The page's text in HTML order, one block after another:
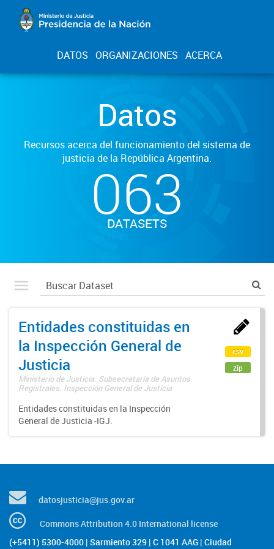
DATOS ORGANIZACIONES ACERCA
Datos
Recursos acerca del funcionamiento del sistema de
justicia de la República Argentina.
063
DATASETS
Entidades constituidas en
la Inspección General de
Justicia
Ministerio de Justicia. Subsecretaría de Asuntos
Registrales. Inspección General de Justicia
Entidades constituidas en la Inspección
General de Justicia -IGJ.
csv
zip
datosjusticia@jus.gov.ar
Commons Attribution 4.0 International license
(+5411) 5300-4000 | Sarmiento 329 | C 1041 AAG | Ciudad